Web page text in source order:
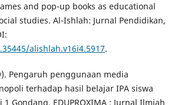
and pop-up books as educational
studies. Al-Ishlah: Jurnal Pendidikan,
alishlah.v16i4.5917.
Pengaruh penggunaan media
terhadap hasil belajar IPA siswa
Gondang. EDUPROXIMA : Jurnal Ilmiah